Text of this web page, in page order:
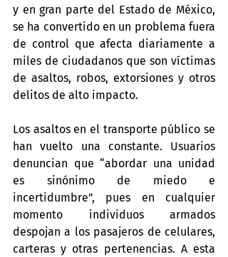
y en gran parte del Estado de México,
se ha convertido en un problema fuera
de control que afecta diariamente a
miles de ciudadanos que son víctimas
de asaltos, robos, extorsiones y otros
delitos de alto impacto.
Los asaltos en el transporte público se
han vuelto una constante. Usuarios
denuncian que “abordar una unidad
es sinónimo de miedo e
incertidumbre”, pues en cualquier
momento individuos armados
despojan a los pasajeros de celulares,
carteras y otras pertenencias. A esta